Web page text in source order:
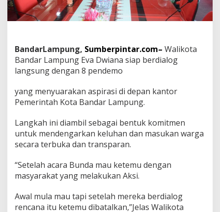
S
i
a
e
d
l
o
g
e
n
n
P
e
d
e
BandarLampung, Sumberpintar.com– Walikota
Bandar Lampung Eva Dwiana siap berdialog
langsung dengan 8 pendemo
yang menyuarakan aspirasi di depan kantor
Pemerintah Kota Bandar Lampung.
Langkah ini diambil sebagai bentuk komitmen
untuk mendengarkan keluhan dan masukan warga
secara terbuka dan transparan.
“Setelah acara Bunda mau ketemu dengan
masyarakat yang melakukan Aksi.
Awal mula mau tapi setelah mereka berdialog
rencana itu ketemu dibatalkan,”Jelas Walikota